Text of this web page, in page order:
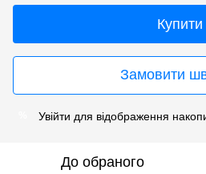
Купити
Замовити
Увійти для відображення
До обраного